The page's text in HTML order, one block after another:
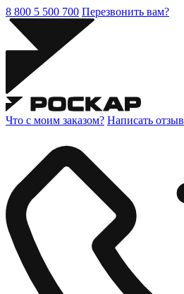
8 800 5 500 700 Перезвонить вам?
Что с моим заказом? Написать отзыв